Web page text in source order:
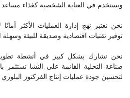
ويستخدم في العناية الشخصية كغذاء مساعد
نحن نعتبر نهج إدارة العمليات الأكثر أمانًا
توفير تقنيات اقتصادية وصديقة للبيئة وسهلة
نحن نشارك بشكل كبير في أنشطة تطوير
صناعة التحلية القائمة على النشا نستثمر
لتحسين جودة عمليات إنتاج الفركتوز